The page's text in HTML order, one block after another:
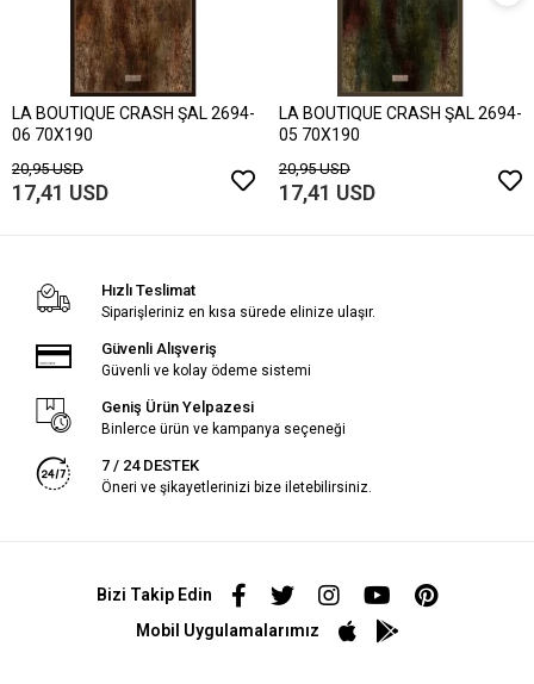
LA BOUTIQUE CRASH ŞAL 2694-
06 70X190
20,95 USD
17,41 USD
LA BOUTIQUE CRASH ŞAL 2694-
05 70X190
20,95 USD
17,41 USD
Hızlı Teslimat
Siparişleriniz en kısa sürede elinize ulaşır.
Güvenli Alışveriş
Güvenli ve kolay ödeme sistemi
Geniş Ürün Yelpazesi
Binlerce ürün ve kampanya seçeneği
7 / 24 DESTEK
Öneri ve şikayetlerinizi bize iletebilirsiniz.
Bizi Takip Edin
Mobil Uygulamalarımız